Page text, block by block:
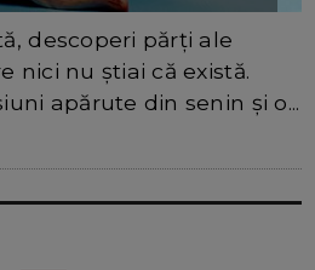
descoperi părți ale
nici nu știai că există.
apărute din senin și o...